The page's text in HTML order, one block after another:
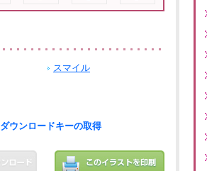
スマイル
ダウンロードキーの取得